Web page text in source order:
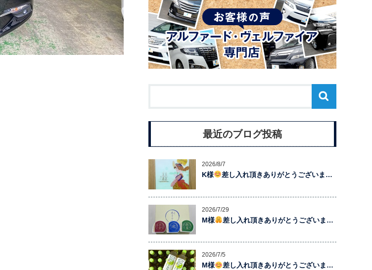
最近のブログ投稿
2026/8/7
K様 差し入れ頂きありがとうございま…
2026/7/29
M様 差し入れ頂きありがとうございま…
2026/7/5
M様 差し入れ頂きありがとうございま…